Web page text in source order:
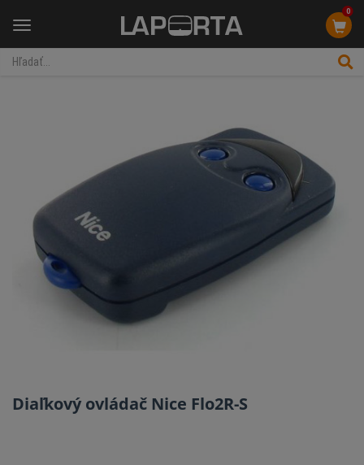
Menu
0
Diaľkový ovládač Nice Flo2R-S